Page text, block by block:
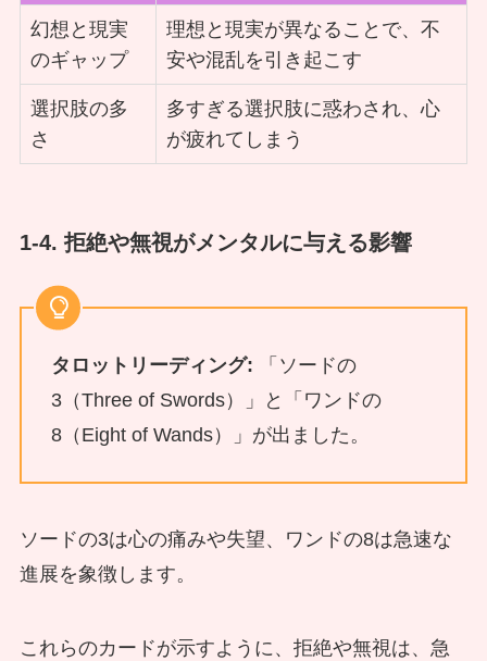
幻想と現実
のギャップ
理想と現実が異なることで、不
安や混乱を引き起こす
選択肢の多
さ
多すぎる選択肢に惑わされ、心
が疲れてしまう
1-4. 拒絶や無視がメンタルに与える影響
タロットリーディング: 「ソードの
3（Three of Swords）」と「ワンドの
8（Eight of Wands）」が出ました。
ソードの3は心の痛みや失望、ワンドの8は急速な
進展を象徴します。
これらのカードが示すように、拒絶や無視は、急